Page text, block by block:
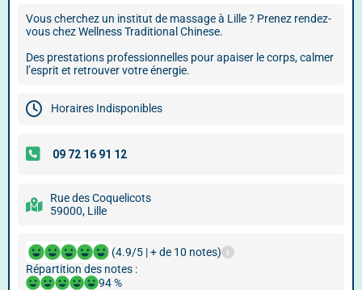
Vous cherchez un institut de massage à Lille ? Prenez rendez-
vous chez Wellness Traditional Chinese.
Des prestations professionnelles pour apaiser le corps, calmer
l’esprit et retrouver votre énergie.
Horaires Indisponibles
Rue des Coquelicots
59000, Lille
(4.9/5 | + de 10 notes)
Répartition des notes :
94 %